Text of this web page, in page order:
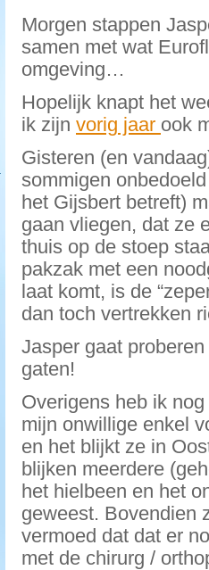
Morgen stappen
samen met wat
omgeving…
Hopelijk knapt het
ik zijn vorig jaar ook
Gisteren (en
sommigen
het Gijsbert betreft)
gaan vliegen, dat ze
thuis op de stoep
pakzak met een
laat komt, is de
dan toch vertrekken
Jasper gaat
gaten!
Overigens heb ik
mijn onwillige enkel
en het blijkt ze in
blijken meerdere
het hielbeen en het
geweest. Bovendien
vermoed dat dat er
met de chirurg /